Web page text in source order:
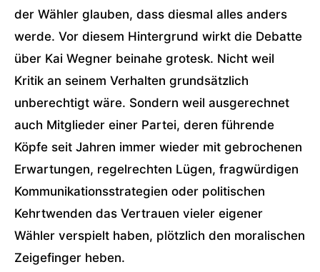
der Wähler glauben, dass diesmal alles anders
werde. Vor diesem Hintergrund wirkt die Debatte
über Kai Wegner beinahe grotesk. Nicht weil
Kritik an seinem Verhalten grundsätzlich
unberechtigt wäre. Sondern weil ausgerechnet
auch Mitglieder einer Partei, deren führende
Köpfe seit Jahren immer wieder mit gebrochenen
Erwartungen, regelrechten Lügen, fragwürdigen
Kommunikationsstrategien oder politischen
Kehrtwenden das Vertrauen vieler eigener
Wähler verspielt haben, plötzlich den moralischen
Zeigefinger heben.